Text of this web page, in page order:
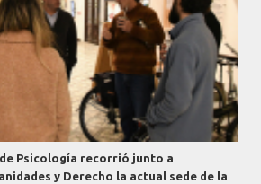
Psicología recorrió junto a
y Derecho la actual sede de la